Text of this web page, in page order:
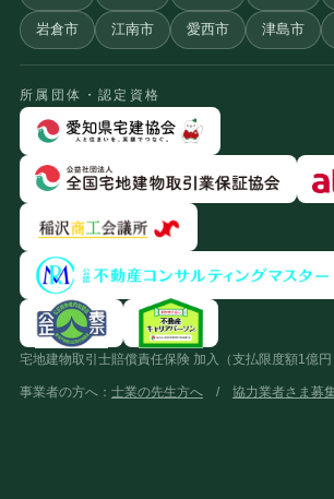
岩倉市 江南市 愛西市 津島市
所属団体・認定資格
宅地建物取引士賠償責任保険 加入（支払限度額1億円
事業者の方へ： 士業の先生方へ/ 協力業者さま募